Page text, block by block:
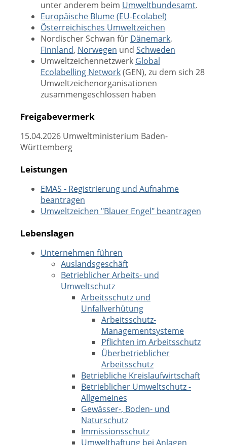
unter anderem beim Umweltbundesamt.
Europäische Blume (EU-Ecolabel)
Österreichisches Umweltzeichen
Nordischer Schwan für Dänemark,
Finnland, Norwegen und Schweden
Umweltzeichennetzwerk Global
Ecolabelling Network(GEN), zu dem sich 28
Umweltzeichenorganisationen
zusammengeschlossen haben
Freigabevermerk
15.04.2026 Umweltministerium Baden-
Württemberg
Leistungen
EMAS - Registrierung und Aufnahme
beantragen
Umweltzeichen "Blauer Engel" beantragen
Lebenslagen
Unternehmen führen
Auslandsgeschäft
Betrieblicher Arbeits- und
Umweltschutz
Arbeitsschutz und
Unfallverhütung
Arbeitsschutz-
Managementsysteme
Pflichten im Arbeitsschutz
Überbetrieblicher
Arbeitsschutz
Betriebliche Kreislaufwirtschaft
Betrieblicher Umweltschutz -
Allgemeines
Gewässer-, Boden- und
Naturschutz
Immissionsschutz
Umwelthaftung bei Anlagen